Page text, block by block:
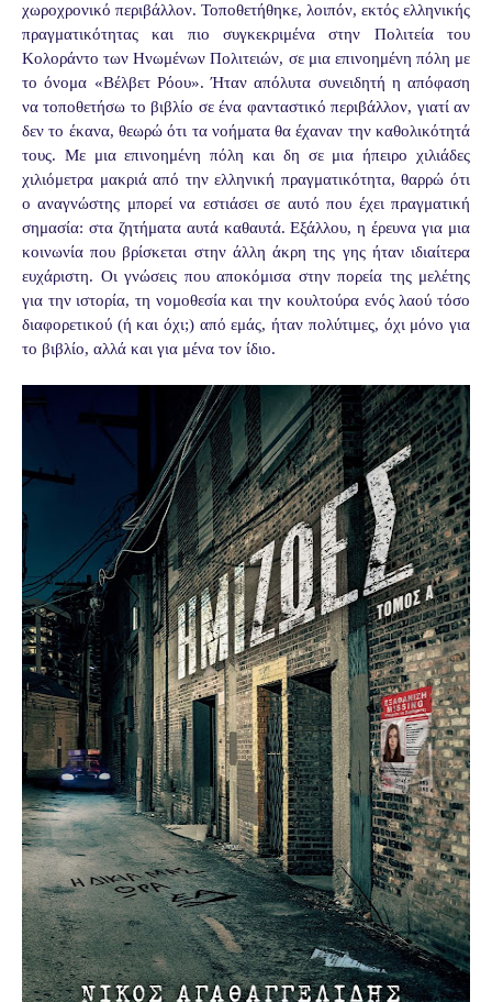
χωροχρονικό περιβάλλον. Τοποθετήθηκε, λοιπόν, εκτός ελληνικής
πραγματικότητας και πιο συγκεκριμένα στην Πολιτεία του
Κολοράντο των Ηνωμένων Πολιτειών, σε μια επινοημένη πόλη με
το όνομα «Βέλβετ Ρόου». Ήταν απόλυτα συνειδητή η απόφαση
να τοποθετήσω το βιβλίο σε ένα φανταστικό περιβάλλον, γιατί αν
δεν το έκανα, θεωρώ ότι τα νοήματα θα έχαναν την καθολικότητά
τους. Με μια επινοημένη πόλη και δη σε μια ήπειρο χιλιάδες
χιλιόμετρα μακριά από την ελληνική πραγματικότητα, θαρρώ ότι
ο αναγνώστης μπορεί να εστιάσει σε αυτό που έχει πραγματική
σημασία: στα ζητήματα αυτά καθαυτά. Εξάλλου, η έρευνα για μια
κοινωνία που βρίσκεται στην άλλη άκρη της γης ήταν ιδιαίτερα
ευχάριστη. Οι γνώσεις που αποκόμισα στην πορεία της μελέτης
για την ιστορία, τη νομοθεσία και την κουλτούρα ενός λαού τόσο
διαφορετικού (ή και όχι;) από εμάς, ήταν πολύτιμες, όχι μόνο για
το βιβλίο, αλλά και για μένα τον ίδιο.